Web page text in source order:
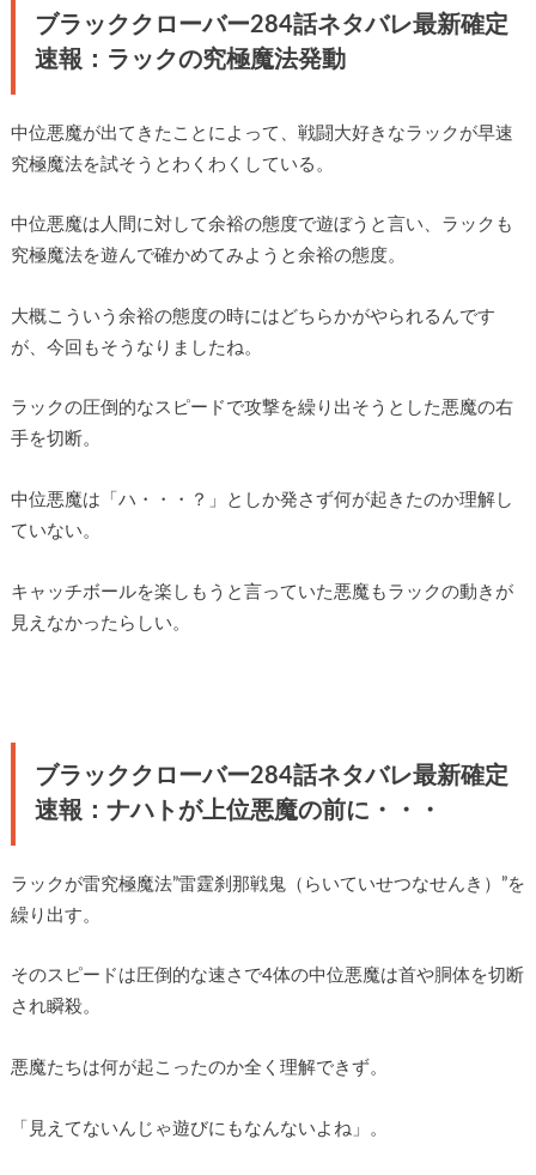
ブラッククローバー284話ネタバレ最新確定
速報：ラックの究極魔法発動
中位悪魔が出てきたことによって、戦闘大好きなラックが早速
究極魔法を試そうとわくわくしている。
中位悪魔は人間に対して余裕の態度で遊ぼうと言い、ラックも
究極魔法を遊んで確かめてみようと余裕の態度。
大概こういう余裕の態度の時にはどちらかがやられるんです
が、今回もそうなりましたね。
ラックの圧倒的なスピードで攻撃を繰り出そうとした悪魔の右
手を切断。
中位悪魔は「ハ・・・？」としか発さず何が起きたのか理解し
ていない。
キャッチボールを楽しもうと言っていた悪魔もラックの動きが
見えなかったらしい。
ブラッククローバー284話ネタバレ最新確定
速報：ナハトが上位悪魔の前に・・・
ラックが雷究極魔法”雷霆刹那戦鬼（らいていせつなせんき）”を
繰り出す。
そのスピードは圧倒的な速さで4体の中位悪魔は首や胴体を切断
され瞬殺。
悪魔たちは何が起こったのか全く理解できず。
「見えてないんじゃ遊びにもなんないよね」。